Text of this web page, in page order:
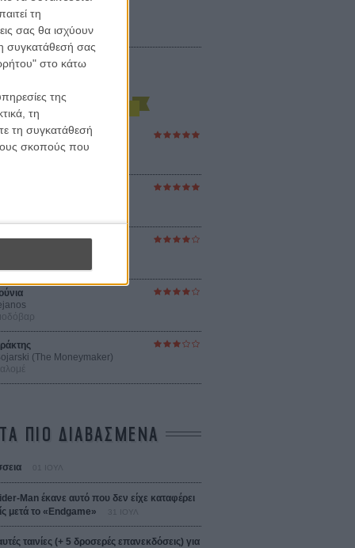
τη
σας θα ισχύουν
συγκατάθεσή σας
στο κάτω
της
τη
τη συγκατάθεσή
σκοπούς που
Βερκμάιστερ
Harmonies
(The Moneymaker)
ΤΑ ΠΙΟ ΔΙΑΒΑΣΜΕΝΑ
Man έκανε αυτό που δεν είχε καταφέρει
μετά το «Endgame»
ταινίες (+ 5 δροσερές επανεκδόσεις) για